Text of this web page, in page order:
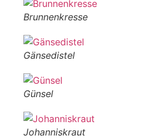
Brunnenkresse
Gänsedistel
Günsel
Johanniskraut